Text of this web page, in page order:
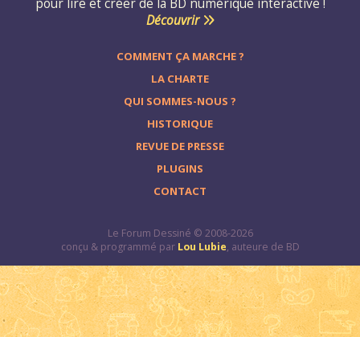
Découvrir
COMMENT ÇA MARCHE ?
LA CHARTE
QUI SOMMES-NOUS ?
HISTORIQUE
REVUE DE PRESSE
PLUGINS
CONTACT
Le Forum Dessiné © 2008-2026
conçu & programmé par Lou Lubie, auteure de BD